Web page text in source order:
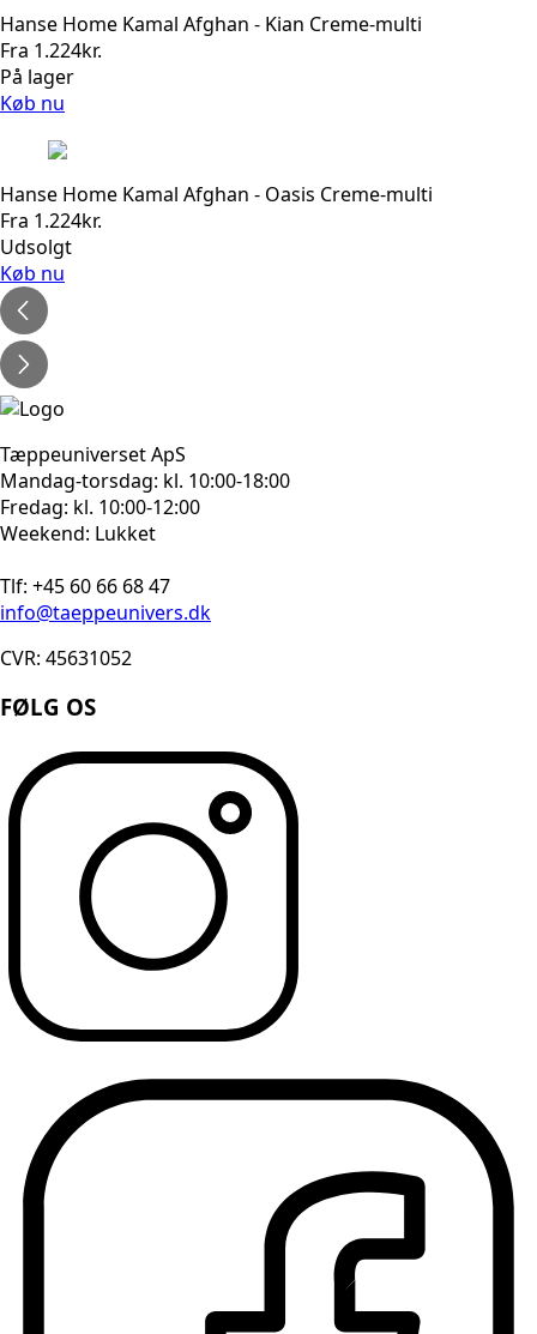
Hanse Home Kamal Afghan - Kian Creme-multi
Fra 1.224kr.
På lager
Køb nu
Hanse Home Kamal Afghan - Oasis Creme-multi
Fra 1.224kr.
Udsolgt
Køb nu
Tæppeuniverset ApS
Mandag-torsdag: kl. 10:00-18:00
Fredag: kl. 10:00-12:00
Weekend: Lukket
Tlf: +45 60 66 68 47
info@taeppeunivers.dk
CVR: 45631052
FØLG OS